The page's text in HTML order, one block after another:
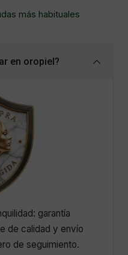
más habituales
en oropiel?
garantía
de calidad y envío
de seguimiento.